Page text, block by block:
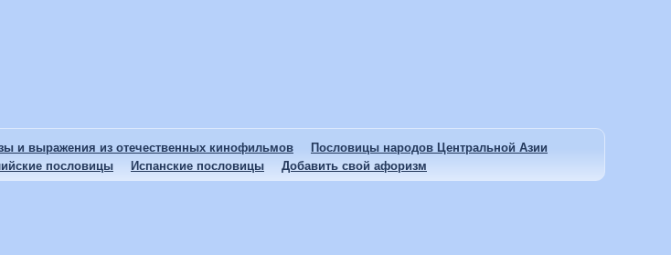
и выражения из отечественных кинофильмов
Пословицы народов Центральной Азии
пословицы Испанские пословицы Добавить свой афоризм